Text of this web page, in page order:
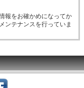
報をお確かめになってか
ンテナンスを行っていま